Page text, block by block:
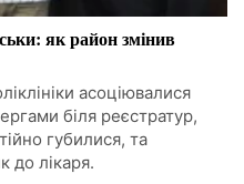
як район змінив
асоціювалися
біля реєстратур,
губилися, та
до лікаря.